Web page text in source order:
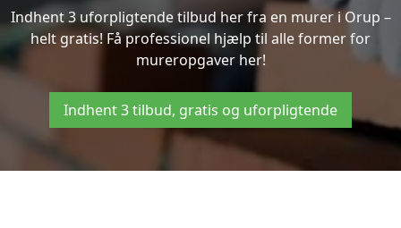
Indhent 3 uforpligtende tilbud her fra en murer i Orup –
helt gratis! Få professionel hjælp til alle former for
mureropgaver her!
Indhent 3 tilbud, gratis og uforpligtende